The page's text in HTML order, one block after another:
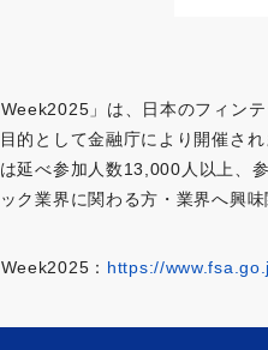
」は、日本のフィン
的として金融庁により開催され
延べ参加人数13,000人以上、
ク業界に関わる方・業界へ興
： https://